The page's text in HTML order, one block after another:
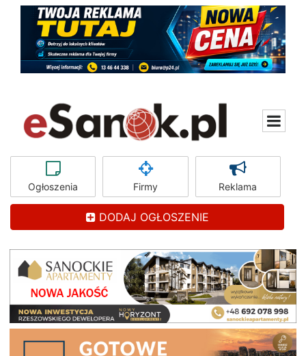
Ogłoszenia Firmy Reklama
DODAJ OGŁOSZENIE